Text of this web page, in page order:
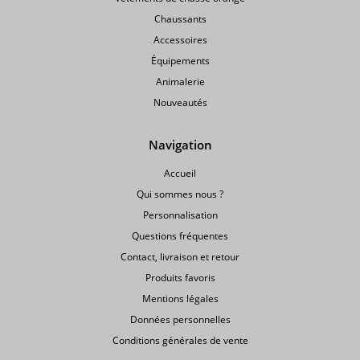
Chaussants
Accessoires
Équipements
Animalerie
Nouveautés
Navigation
Accueil
Qui sommes nous ?
Personnalisation
Questions fréquentes
Contact, livraison et retour
Produits favoris
Mentions légales
Données personnelles
Conditions générales de vente